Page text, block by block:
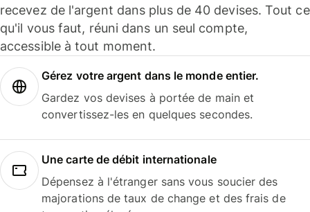
recevez de l'argent dans plus de 40 devises. Tout ce
qu'il vous faut, réuni dans un seul compte,
accessible à tout moment.
Gérez votre argent dans le monde entier.
Gardez vos devises à portée de main et
convertissez-les en quelques secondes.
Une carte de débit internationale
Dépensez à l'étranger sans vous soucier des
majorations de taux de change et des frais de